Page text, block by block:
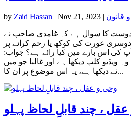
by Zaid Hassan | Nov 21, 2023 | قانون
دوست کا سوال ہے کہ غامدی صاحب نے
عورت کی کوکھ یا رحم کرائے پر
آپ کی اس بارے میں کیا رائے ہے؟ جواب:
ویڈیو کلپ دیکھا ہے اور غالبا جو میں
نے دیکھا ہے، یہ اس موضوع پر ان کا...
، چند قابلِ لحاظ پہلو